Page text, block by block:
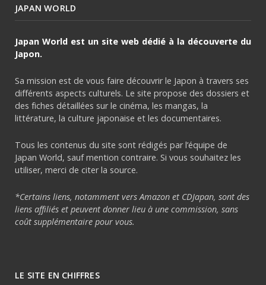
JAPAN WORLD
Japan World est un site web dédié à la découverte du
Japon.
Sa mission est de vous faire découvrir le Japon à travers ses
différents aspects culturels. Le site propose des dossiers et
des fiches détaillées sur le cinéma, les mangas, la
littérature, la culture japonaise et les documentaires.
Tous les contenus du site sont rédigés par l’équipe de
Japan World, sauf mention contraire. Si vous souhaitez les
utiliser, merci de citer la source.
*Certains liens, notamment vers Amazon et CDJapan, sont des
liens affiliés et peuvent donner lieu à une commission, sans
coût supplémentaire pour vous.
LE SITE EN CHIFFRES